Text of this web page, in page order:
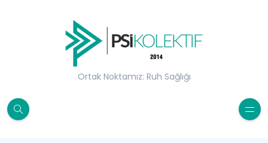
Ortak Noktamız: Ruh Sağlığı